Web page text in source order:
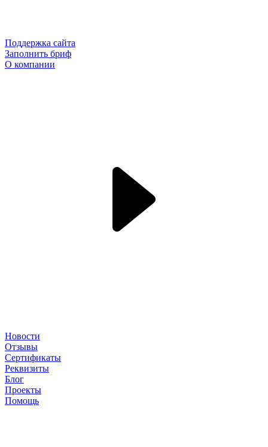
Поддержка сайта
Заполнить бриф
О компании
Новости
Отзывы
Сертификаты
Реквизиты
Блог
Проекты
Помощь